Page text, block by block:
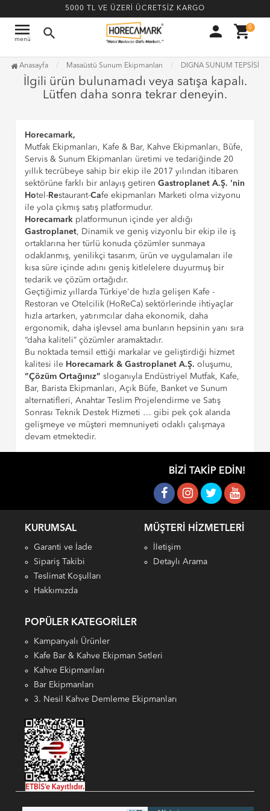
5000 TL VE ÜZERİ ÜCRETSİZ KARGO
menu
menü search person shopping_cart0
Anasayfa Masaüstü Sunum Ekipmanları DIGNA SUNUM TEPSİSİ
İlgili ürün bulunamadı veya satışa kapalı.
Lütfen daha sonra tekrar deneyin.
Horecamark,
Mutfak Ekipmanları, Kafe & Bar, Kahve Ekipmanları, Büfe,
Servis & Sunum Ekipmanları üretimi ve tedariğinde 20
yıllık tecrübeye sahip bir ekip ile 2017 yılından itibaren
sektörüne farklı bir anlayış getirenGastroplanet A.Ş. 'nin
Hotel-Restaurant-Cafe ekipmanları Marketi olma vizyonu
ile yola çıkmış satış platformudur.
Horecamark platformunun içinde yer aldığı
Gastroplanet, Dinamik ve geniş vizyonlu bir ekip ile iş
ortaklarına her türlü konuda çözümler sunmaya
odaklanmış, yenilikçi tasarım, ürün ve uygulamaları ile
kısa süre içinde adını geniş kitlelelere duyurmuş bir
tedarik ve çözüm ortağıdır.
Geçtiğimiz yıllarda Türkiye'de hızla gelişen Kafe -
Restoran ve Otelcilik (HoReCa) sektörlerinde ihtiyaçlar
hızla artarken, yatırımcılar daha ekonomik, daha
ergonomik, daha işlevsel ama bunların hepsinin yanı sıra
“daha kaliteli” çözümler aramaktadır.
Bu noktada temsil ettiği markalar ve geliştirdiği hizmet
kalitesi ile Horecamark & Gastroplanet A.Ş. oluşumu,
“Çözüm Ortağınız” sloganıyla Endüstriyel Mutfak, Kafe,
Bar, Barista Ekipmanları, Açık Büfe, Banket ve Sunum
alternatifleri, Anahtar Teslim Projelendirme ve Satış
Sonrası Teknik Destek Hizmeti … gibi pek çok alanda
gelişmeye ve müşteri memnuniyeti odaklı çalışmaya
devam etmektedir.
BIZI TAKIP EDIN!
KURUMSAL
Garanti ve İade
Sipariş Takibi
Teslimat Koşulları
Hakkımızda
MÜŞTERI HIZMETLERI
İletişim
Detaylı Arama
POPÜLER KATEGORILER
Kampanyalı Ürünler
Kafe Bar & Kahve Ekipman Setleri
Kahve Ekipmanları
Bar Ekipmanları
3. Nesil Kahve Demleme Ekipmanları